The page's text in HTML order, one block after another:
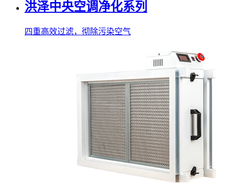
洪泽中央空调净化系列
四重高效过滤，彻除污染空气